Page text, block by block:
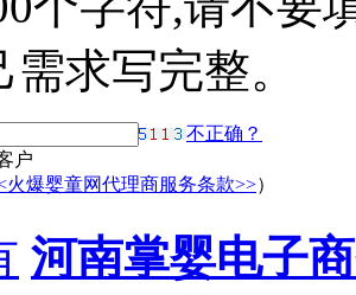
求写完整。
不正确？
户
火爆婴童网代理商服务条款>>）
河南掌婴电子